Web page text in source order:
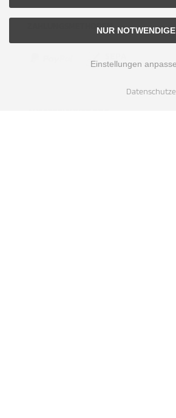
ZAHLUNGSMETHODENNUR NOTWENDIGE
Einstellungen